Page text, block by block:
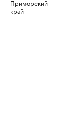
Приморский
край